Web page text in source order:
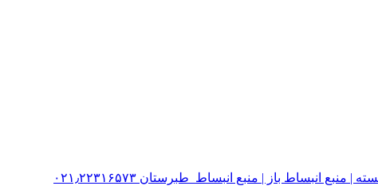
انبساط باز | منبع انبساط طبرستان ۰۲۱٫۲۲۳۱۶۵۷۳